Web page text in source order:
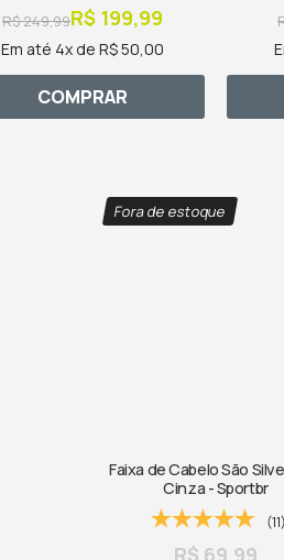
R$ 199,99
R$ 249,99
Em até 4x de R$ 50,00
COMPRAR
Fora de estoque
Faixa de Cabelo São
Cinza - Sportbr
(11)